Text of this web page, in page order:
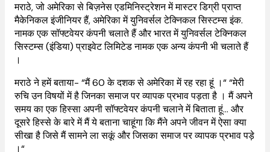
मराठे, जो अमेरिका से बिज़नेस एडमिनिस्ट्रेशन में मास्टर डिग्री प्राप्त
मैकेनिकल इंजीनियर हैं, अमेरिका में युनिवर्सल टेक्निकल सिस्टम्स इंक.
नामक एक सॉफ्टवेयर कंपनी चलाते हैं और भारत में युनिवर्सल टेक्निकल
सिस्टम्स (इंडिया) प्राइवेट लिमिटेड नामक एक अन्य कंपनी भी चलाते हैं
।
मराठे ने हमें बताया- “मैं 60 के दशक से अमेरिका में रह रहा हूं ।“ “मेरी
रुचि उन विषयों में है जिनका समाज पर व्यापक प्रभाव पड़ता है । मैं अपने
समय का एक हिस्सा अपनी सॉफ्टवेयर कंपनी चलाने में बिताता हूं... और
दूसरे हिस्से के बारे में मैं ये बताना चाहूंगा कि मैंने अपने जीवन में ऐसा क्या
सीखा है जिसे मैं सामने ला सकूं और जिसका समाज पर व्यापक प्रभाव पड़े
।“